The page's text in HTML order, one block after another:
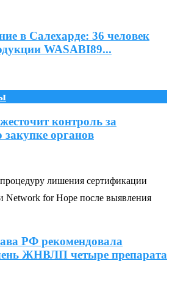
в Салехарде: 36 человек
WASABI89...
контроль за
органов
лишения сертификации
Network for Hope после выявления
РФ рекомендовала
ЖНВЛП четыре препарата